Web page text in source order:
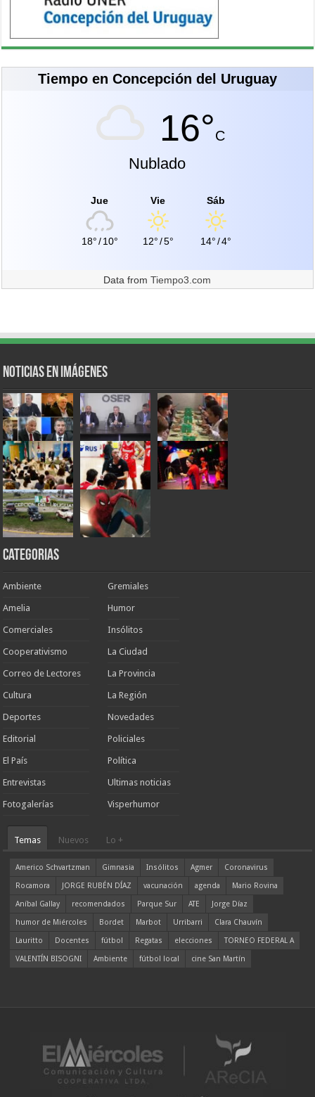
Tiempo en Concepción del Uruguay
16°C
Nublado
Jue
18°/10°
Vie
12°/5°
Sáb
14°/4°
Data fromTiempo3.com
Noticias en Imágenes
Categorias
Ambiente
Amelia
Comerciales
Cooperativismo
Correo de Lectores
Cultura
Deportes
Editorial
El País
Entrevistas
Fotogalerías
Gremiales
Humor
Insólitos
La Ciudad
La Provincia
La Región
Novedades
Policiales
Política
Ultimas noticias
Visperhumor
Temas Nuevos Lo +
Americo Schvartzman Gimnasia Insólitos Agmer
Coronavirus
Rocamora
JORGE RUBÉN DÍAZ vacunación agenda
Mario Rovina
Aníbal Gallay
recomendados Parque Sur ATE
Jorge Díaz
humor de Miércoles
Bordet Marbot Urribarri
Clara Chauvín
Lauritto
Docentes fútbol Regatas elecciones
TORNEO FEDERAL A
VALENTÍN BISOGNI
Ambiente fútbol local cine San Martín